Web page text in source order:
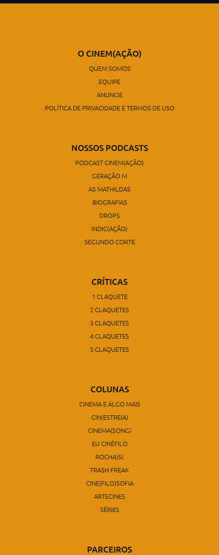
O CINEM(AÇÃO)
QUEM SOMOS
EQUIPE
ANUNCIE
POLÍTICA DE PRIVACIDADE E TERMOS DE USO
NOSSOS PODCASTS
PODCAST CINEM(AÇÃO)
GERAÇÃO M
AS MATHILDAS
BIOGRAFIAS
DROPS
INDIC(AÇÃO)
SEGUNDO CORTE
CRÍTICAS
1 CLAQUETE
2 CLAQUETES
3 CLAQUETES
4 CLAQUETES
5 CLAQUETES
COLUNAS
CINEMA E ALGO MAIS
CIN(ESTREIA)
CINEMA(SONG)
EU CINÉFILO
ROCHA)S(
TRASH FREAK
CINE(FILO)SOFIA
ARTECINES
SÉRIES
PARCEIROS